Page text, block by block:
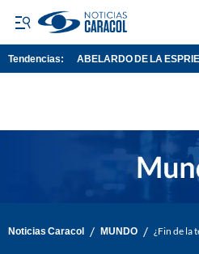
Tendencias: ABELARDO DE LA
Noticias Caracol / MUNDO / ¿Fin de la